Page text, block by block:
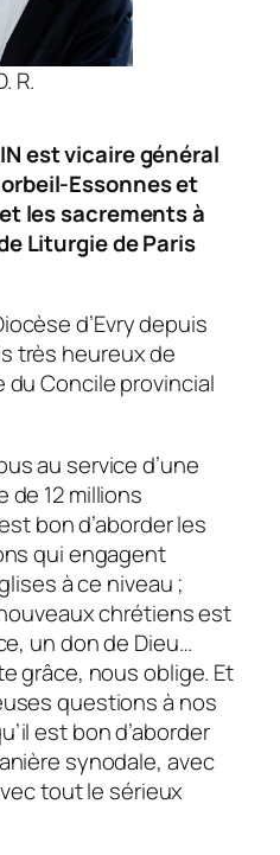
R.
est vicaire général
Essonnes et
les sacrements à
Liturgie de Paris
d’Evry depuis
très heureux de
du Concile provincial
au service d’une
de 12 millions
bon d’aborder les
qui engagent
à ce niveau ;
chrétiens est
un don de Dieu…
grâce, nous oblige. Et
questions à nos
est bon d’aborder
synodale, avec
tout le sérieux